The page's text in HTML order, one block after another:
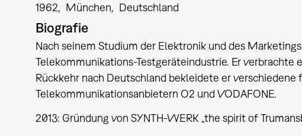
1962 München Deutschland
Biografie
Nach seinem Studium der Elektronik und des
Telekommunikations-Testgeräteindustrie. Er verbrachte
Rückkehr nach Deutschland bekleidete er
Telekommunikationsanbietern O2 und VODAFONE.
2013: Gründung von SYNTH-WERK „the spirit of